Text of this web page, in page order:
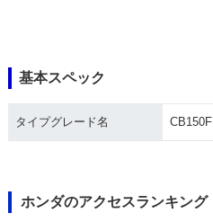
基本スペック
タイプグレード名 CB150F
ホンダのアクセスランキング